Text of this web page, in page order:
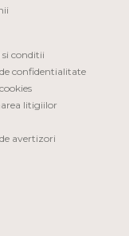
conditii
confidentialitate
litigiilor
avertizori